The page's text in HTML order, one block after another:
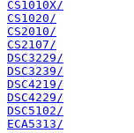
CS1010X/
CS1020/
CS2010/
CS2107/
DSC3229/
DSC3239/
DSC4219/
DSC4229/
DSC5102/
ECA5313/